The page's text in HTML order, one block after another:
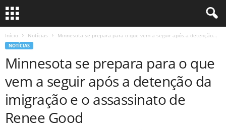
Início Notícias Minnesota se prepara para o que vem a seguir após a detenção...
NOTÍCIAS
Minnesota se prepara para o que
vem a seguir após a detenção da
imigração e o assassinato de
Renee Good